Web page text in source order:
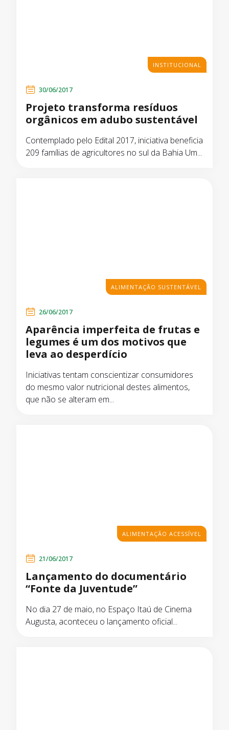
INSTITUCIONAL
30/06/2017
Projeto transforma resíduos
orgânicos em adubo sustentável
Contemplado pelo Edital 2017, iniciativa beneficia
209 famílias de agricultores no sul da Bahia Um...
ALIMENTAÇÃO SUSTENTÁVEL
26/06/2017
Aparência imperfeita de frutas e
legumes é um dos motivos que
leva ao desperdício
Iniciativas tentam conscientizar consumidores
do mesmo valor nutricional destes alimentos,
que não se alteram em...
ALIMENTAÇÃO ACESSÍVEL
21/06/2017
Lançamento do documentário
“Fonte da Juventude”
No dia 27 de maio, no Espaço Itaú de Cinema
Augusta, aconteceu o lançamento oficial...